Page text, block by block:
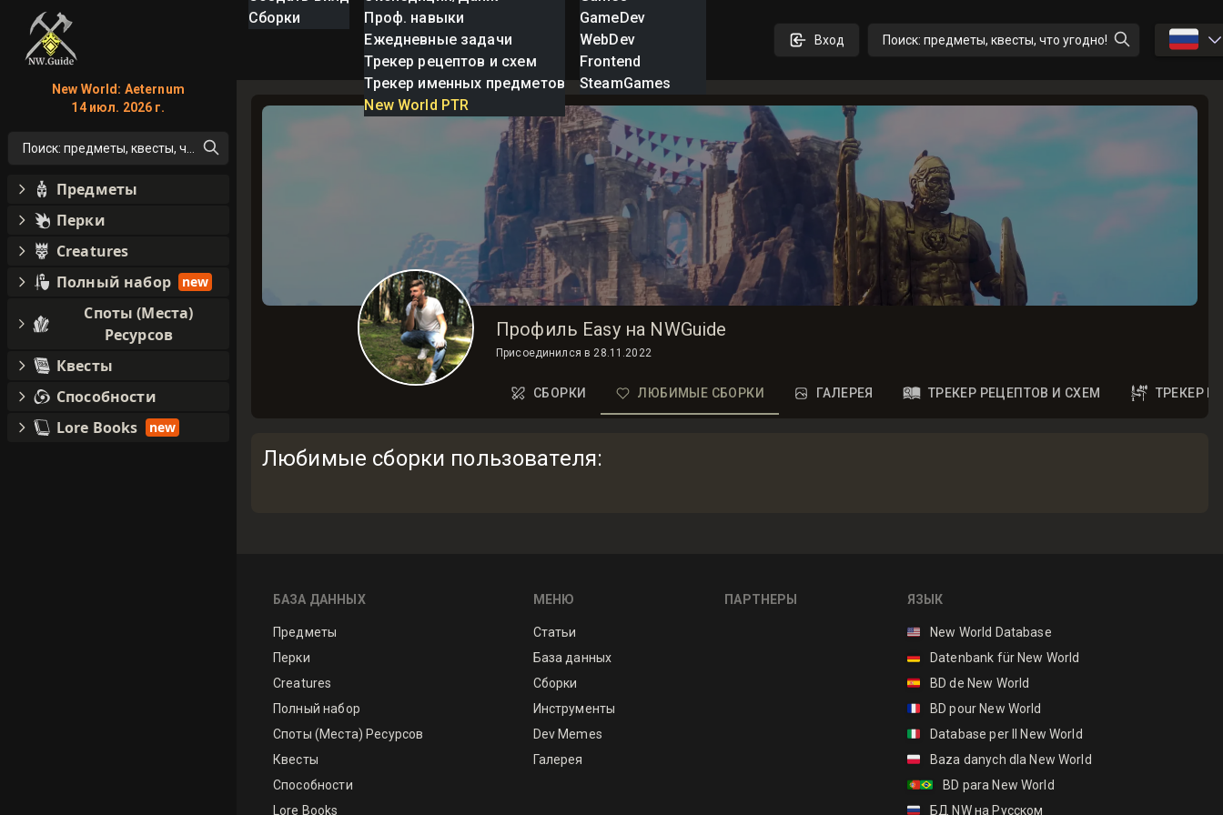
Сборки
Проф. навыки
Ежедневные задачи
Трекер рецептов и схем
Трекер именных предметов
New World PTR
GameDev
WebDev
Frontend
SteamGames
Вход Поиск: предметы, квесты, что угодно! 🇷🇺
Профиль Easy на NWGuide
Присоединился в 28.11.2022
СБОРКИ ЛЮБИМЫЕ СБОРКИ ГАЛЕРЕЯ ТРЕКЕР РЕЦЕПТОВ И СХЕМ ТРЕКЕР
Любимые сборки пользователя:
БАЗА ДАННЫХ
Предметы
Перки
Creatures
Полный набор
Споты (Места) Ресурсов
Квесты
Способности
Lore Books
МЕНЮ
Статьи
База данных
Сборки
Инструменты
Dev Memes
Галерея
ПАРТНЕРЫ ЯЗЫК
🇺🇸
New World Database
🇩🇪
Datenbank für New World
🇪🇸
BD de New World
🇫🇷
BD pour New World
🇮🇹
Database per Il New World
🇵🇱
Baza danych dla New World
🇵🇹🇧🇷
BD para New World
🇷🇺
БД NW на Русском
New World: Aeternum
14 июл. 2026 г.
Поиск: предметы, квесты, что угодно!
Предметы
Перки
Creatures
Полный набор
new
Споты (Места)
Ресурсов
Квесты
Способности
Lore Books
new